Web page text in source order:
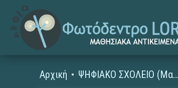
Αρχική ΨΗΦΙΑΚΟ ΣΧΟΛΕΙΟ (Μαθησιακά Αντικείμενα)